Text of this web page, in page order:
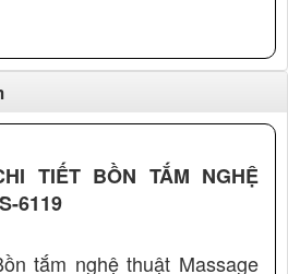
TIẾT BỒN TẮM NGHỆ
6119
tắm nghệ thuật Massage